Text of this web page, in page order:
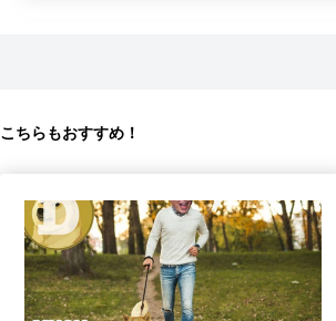
こちらもおすすめ！